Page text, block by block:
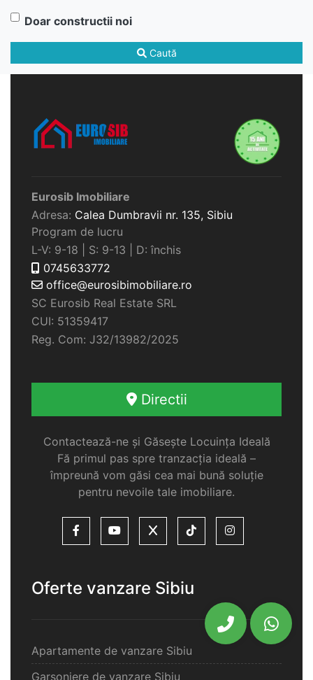
Doar constructii noi
Caută
Eurosib Imobiliare
Adresa: Calea Dumbravii nr. 135, Sibiu
Program de lucru
L-V: 9-18 | S: 9-13 | D: închis
0745633772
office@eurosibimobiliare.ro
SC Eurosib Real Estate SRL
CUI: 51359417
Reg. Com: J32/13982/2025
Directii
Contactează-ne și Găsește Locuința Ideală
Fă primul pas spre tranzacția ideală –
împreună vom găsi cea mai bună soluție
pentru nevoile tale imobiliare.
Oferte vanzare Sibiu
Apartamente de vanzare Sibiu
Garsoniere de vanzare Sibiu